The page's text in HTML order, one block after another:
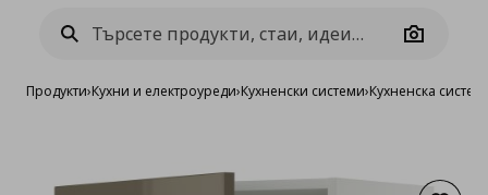
Camera
Продукти›Кухни и електроуреди›Кухненски системи›Кухненска